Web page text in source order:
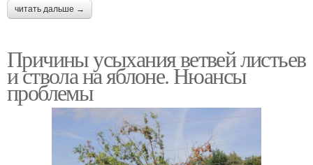
читать дальше →
Причины усыхания ветвей листьев
и ствола на яблоне. Нюансы
проблемы